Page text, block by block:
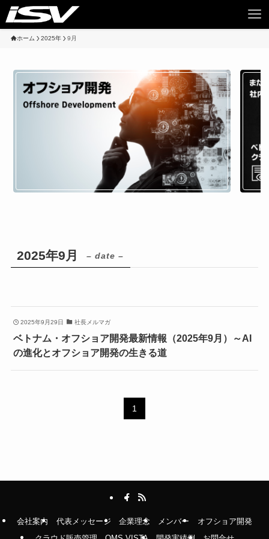
ホーム 2025年 9月
2025年9月 – date –
2025年9月29日 社長メルマガ
ベトナム・オフショア開発最新情報（2025年9月）～AI
の進化とオフショア開発の生きる道
1
会社案内 代表メッセージ 企業理念 メンバー
オフショア開発